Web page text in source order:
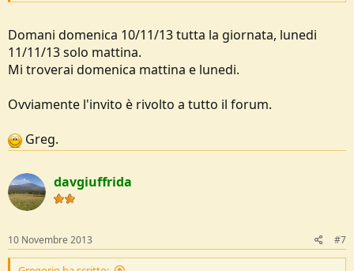
Domani domenica 10/11/13 tutta la giornata, lunedi
11/11/13 solo mattina.
Mi troverai domenica mattina e lunedi.
Ovviamente l'invito è rivolto a tutto il forum.
Greg.
davgiuffrida
10 Novembre 2013 #7